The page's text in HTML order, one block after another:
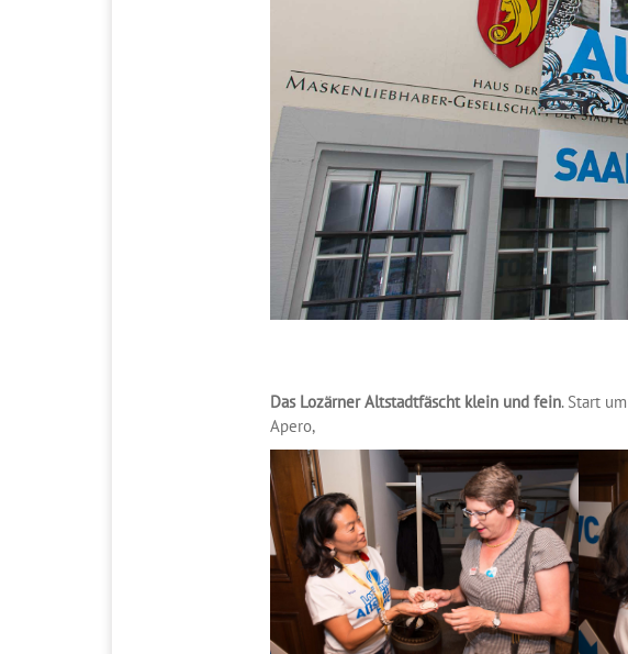
Das Lozärner Altstadtfäscht klein und fein. Start
Apero,